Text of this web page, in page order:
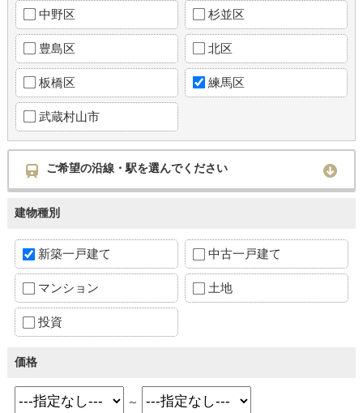
中野区 杉並区
豊島区 北区
板橋区 練馬区
武蔵村山市
ご希望の沿線・駅を選んでください
建物種別
新築一戸建て 中古一戸建て
マンション 土地
投資
価格
～